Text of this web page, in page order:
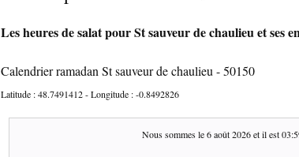
Les heures de salat pour St sauveur de chaulieu et ses
Calendrier ramadan St sauveur de chaulieu - 50150
Latitude :48.7491412- Longitude :-0.8492826
Nous sommes le6 août 2026et il est